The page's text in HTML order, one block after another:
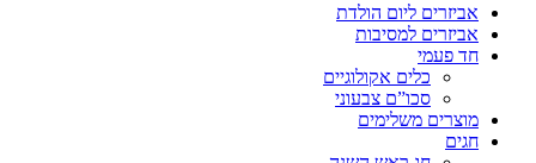
אביזרים ליום הולדת
אביזרים למסיבות
חד פעמי
כלים אקולוגיים
סכו”ם צבעוני
מוצרים משלימים
חגים